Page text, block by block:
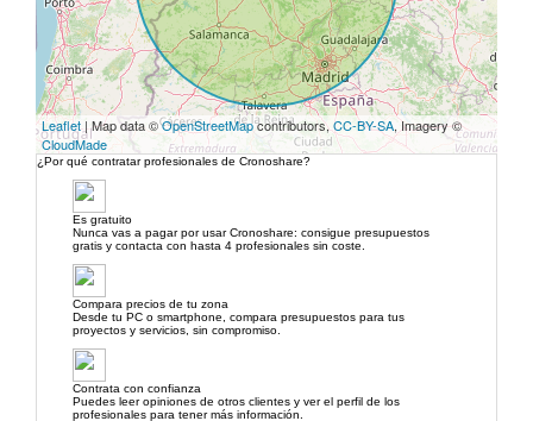
Leaflet| Map data ©OpenStreetMapcontributors,CC-BY-SA, Imagery ©
CloudMade
¿Por qué contratar profesionales de Cronoshare?
Es gratuito
Nunca vas a pagar por usar Cronoshare: consigue presupuestos
gratis y contacta con hasta 4 profesionales sin coste.
Compara precios de tu zona
Desde tu PC o smartphone, compara presupuestos para tus
proyectos y servicios, sin compromiso.
Contrata con confianza
Puedes leer opiniones de otros clientes y ver el perfil de los
profesionales para tener más información.